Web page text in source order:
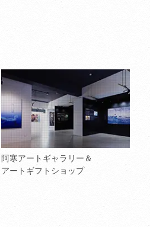
阿寒アートギャラリー＆
アートギフトショップ